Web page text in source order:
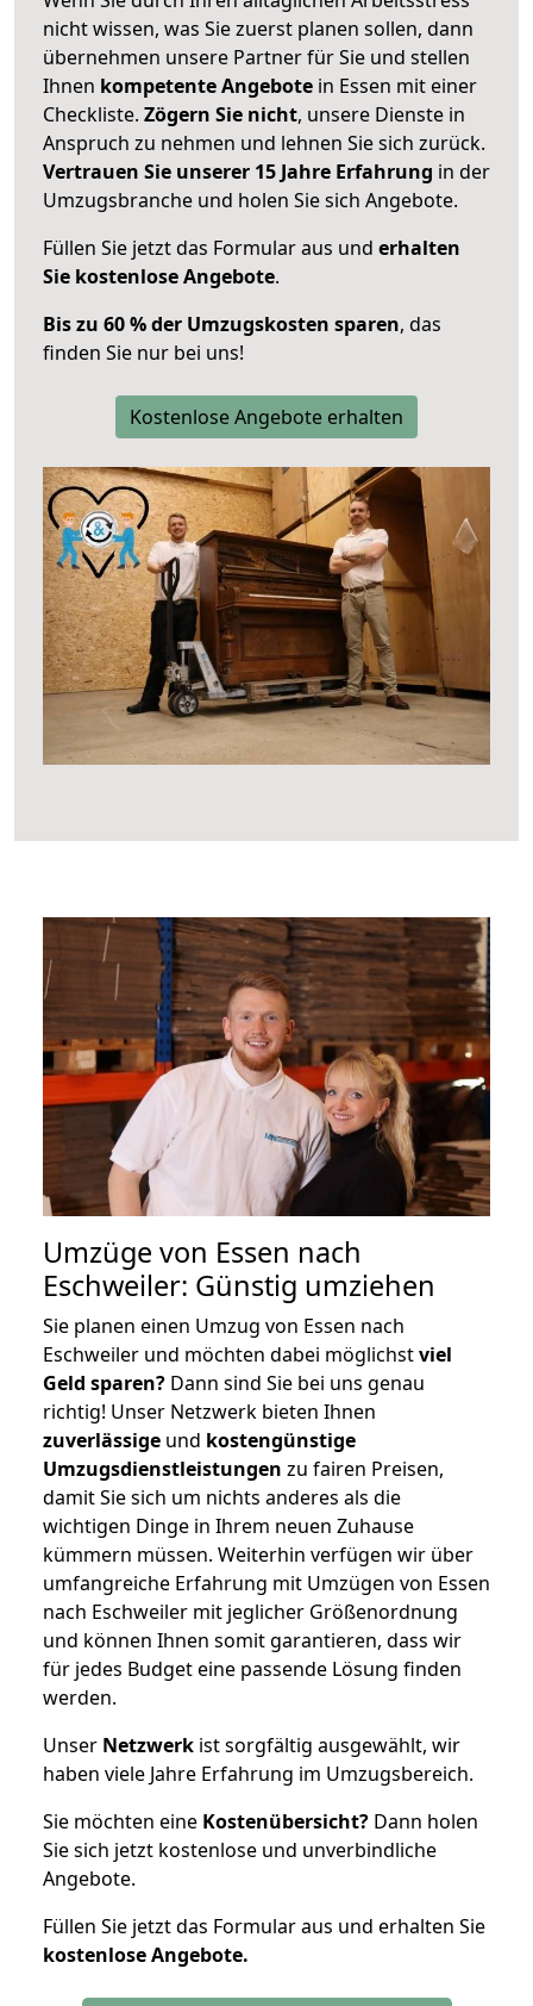
nicht wissen, was Sie zuerst planen sollen, dann
übernehmen unsere Partner für Sie und stellen
Ihnen kompetente Angebote in Essen mit einer
Checkliste. Zögern Sie nicht, unsere Dienste in
Anspruch zu nehmen und lehnen Sie sich zurück.
Vertrauen Sie unserer 15 Jahre Erfahrung in der
Umzugsbranche und holen Sie sich Angebote.
Füllen Sie jetzt das Formular aus und erhalten
Sie kostenlose Angebote.
Bis zu 60 % der Umzugskosten sparen, das
finden Sie nur bei uns!
Kostenlose Angebote erhalten
Umzüge von Essen nach
Eschweiler: Günstig umziehen
Sie planen einen Umzug von Essen nach
Eschweiler und möchten dabei möglichstviel
Geld sparen? Dann sind Sie bei uns genau
richtig! Unser Netzwerk bieten Ihnen
zuverlässige und kostengünstige
Umzugsdienstleistungen zu fairen Preisen,
damit Sie sich um nichts anderes als die
wichtigen Dinge in Ihrem neuen Zuhause
kümmern müssen. Weiterhin verfügen wir über
umfangreiche Erfahrung mit Umzügen von Essen
nach Eschweiler mit jeglicher Größenordnung
und können Ihnen somit garantieren, dass wir
für jedes Budget eine passende Lösung finden
werden.
Unser Netzwerk ist sorgfältig ausgewählt, wir
haben viele Jahre Erfahrung im Umzugsbereich.
Sie möchten eine Kostenübersicht? Dann holen
Sie sich jetzt kostenlose und unverbindliche
Angebote.
Füllen Sie jetzt das Formular aus und erhalten Sie
kostenloseAngebote.